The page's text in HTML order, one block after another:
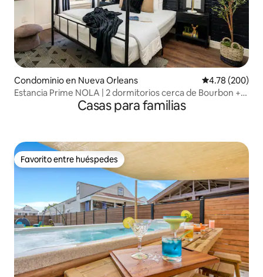
Condominio en Nueva Orleans Calificación
4.78 (200)
Estancia Prime NOLA | 2 dormitorios cerca de Bourbon +
Casas para familias
Favorito entre huéspedes
Favorito entre huéspedes